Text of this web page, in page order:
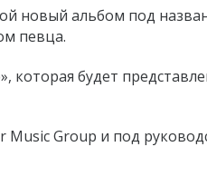
новый альбом под
певца.
которая будет
Music Group и под